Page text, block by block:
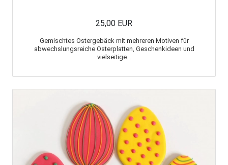
25,00 EUR
Gemischtes Ostergebäck mit mehreren Motiven für
abwechslungsreiche Osterplatten, Geschenkideen und
vielseitige...